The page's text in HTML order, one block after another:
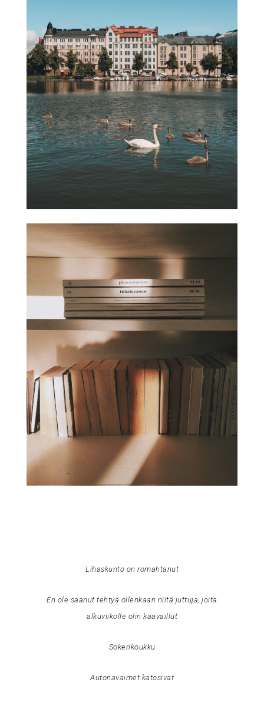
Lihaskunto on romahtanut
En ole saanut tehtyä ollenkaan niitä juttuja, joita
alkuviikolle olin kaavaillut
Sokerikoukku
Autonavaimet katosivat